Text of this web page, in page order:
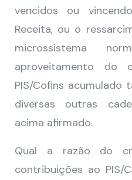
vencidos ou
Receita, ou o
microssistema
aproveitamento do
PIS/Cofins acumulado
diversas outras
acima afirmado.
Qual a razão do
contribuições ao PIS/